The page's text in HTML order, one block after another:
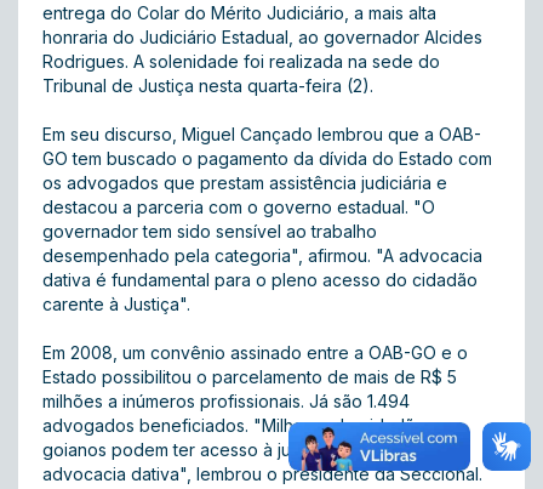
entrega do Colar do Mérito Judiciário, a mais alta
honraria do Judiciário Estadual, ao governador Alcides
Rodrigues. A solenidade foi realizada na sede do
Tribunal de Justiça nesta quarta-feira (2).
Em seu discurso, Miguel Cançado lembrou que a OAB-
GO tem buscado o pagamento da dívida do Estado com
os advogados que prestam assistência judiciária e
destacou a parceria com o governo estadual. "O
governador tem sido sensível ao trabalho
desempenhado pela categoria", afirmou. "A advocacia
dativa é fundamental para o pleno acesso do cidadão
carente à Justiça".
Em 2008, um convênio assinado entre a OAB-GO e o
Estado possibilitou o parcelamento de mais de R$ 5
milhões a inúmeros profissionais. Já são 1.494
advogados beneficiados. "Milhares de cidadãos
goianos podem ter acesso à jurisdição por meio da
advocacia dativa", lembrou o presidente da Seccional.